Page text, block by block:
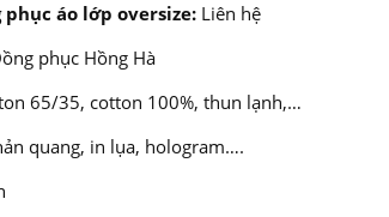
phục áo lớp oversize:Liên hệ
phục Hồng Hà
65/35, cotton 100%, thun lạnh,…
quang, in lụa, hologram….